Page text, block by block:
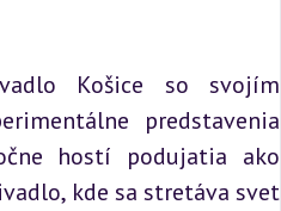
Košice so svojím
predstavenia
hostí podujatia ako
kde sa stretáva svet